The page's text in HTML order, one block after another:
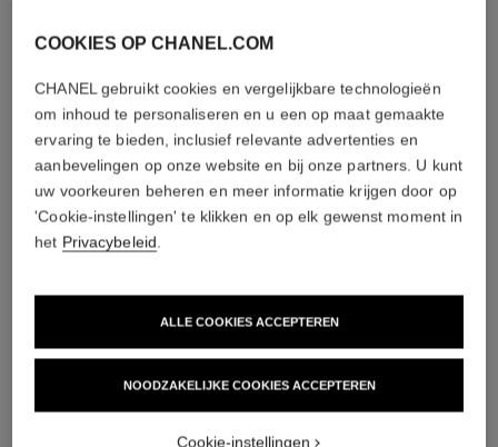
zonnebrandcrèmes,
vervuiling
4/4
DE PERFECTE COMBINATIE
COOKIES OP CHANEL.COM
CHANEL gebruikt cookies en vergelijkbare technologieën
om inhoud te personaliseren en u een op maat gemaakte
ervaring te bieden, inclusief relevante advertenties en
aanbevelingen op onze website en bij onze partners. U kunt
uw voorkeuren beheren en meer informatie krijgen door op
'Cookie-instellingen' te klikken en op elk gewenst moment in
het Privacybeleid
NOODZAKELIJKE COOKIES ACCEPTEREN
ALLE COOKIES ACCEPTEREN
Cookie-instellingen